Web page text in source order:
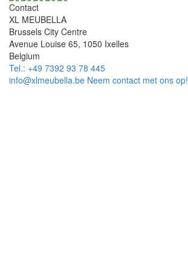
Contact
XL MEUBELLA
Brussels City Centre
Avenue Louise 65, 1050 Ixelles
Belgium
Tel.: +49 7392 93 78 445
info@xlmeubella.be Neem contact met ons op!